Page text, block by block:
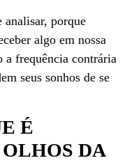
analisar, porque
algo em nossa
frequência contrária
seus sonhos de se
É
DA